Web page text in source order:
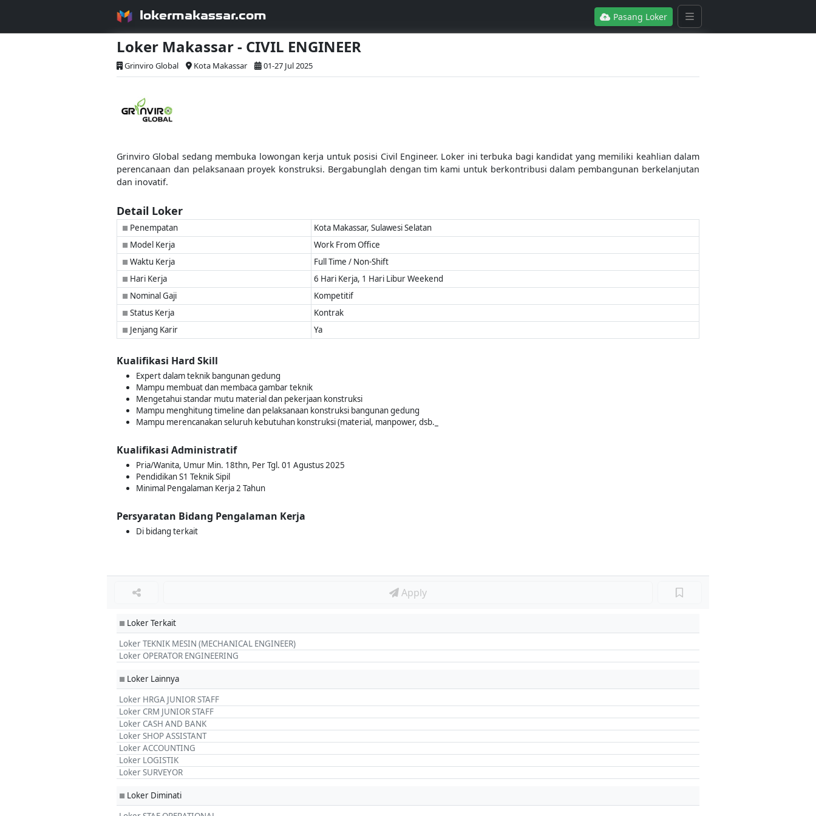
lokermakassar.com Pasang Loker
Loker Makassar - CIVIL ENGINEER
Grinviro Global Kota Makassar 01-27 Jul 2025
Grinviro Global sedang membuka lowongan kerja untuk posisi Civil Engineer. Loker ini terbuka bagi kandidat yang memiliki keahlian dalam
perencanaan dan pelaksanaan proyek konstruksi. Bergabunglah dengan tim kami untuk berkontribusi dalam pembangunan berkelanjutan
dan inovatif.
Detail Loker
■ Penempatan Kota Makassar, Sulawesi Selatan
■ Model Kerja Work From Office
■ Waktu Kerja Full Time / Non-Shift
■ Hari Kerja 6 Hari Kerja, 1 Hari Libur Weekend
■ Nominal Gaji Kompetitif
■ Status Kerja Kontrak
■ Jenjang Karir Ya
Kualifikasi Hard Skill
Expert dalam teknik bangunan gedung
Mampu membuat dan membaca gambar teknik
Mengetahui standar mutu material dan pekerjaan konstruksi
Mampu menghitung timeline dan pelaksanaan konstruksi bangunan gedung
Mampu merencanakan seluruh kebutuhan konstruksi (material, manpower, dsb._
Kualifikasi Administratif
Pria/Wanita, Umur Min. 18thn, Per Tgl. 01 Agustus 2025
Pendidikan S1 Teknik Sipil
Minimal Pengalaman Kerja 2 Tahun
Persyaratan Bidang Pengalaman Kerja
Di bidang terkait
Apply
■ Loker Terkait
Loker TEKNIK MESIN (MECHANICAL ENGINEER)
Loker OPERATOR ENGINEERING
■ Loker Lainnya
Loker HRGA JUNIOR STAFF
Loker CRM JUNIOR STAFF
Loker CASH AND BANK
Loker SHOP ASSISTANT
Loker ACCOUNTING
Loker LOGISTIK
Loker SURVEYOR
■ Loker Diminati